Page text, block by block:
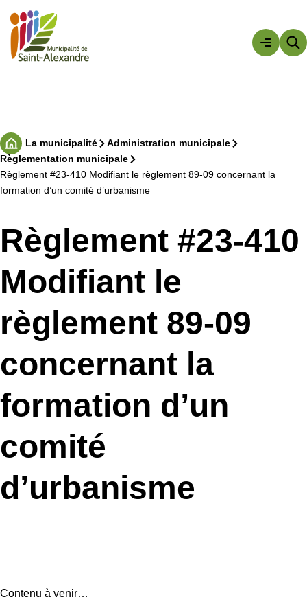
au
contenu
Accueil La municipalité
Administration municipale
Règlementation municipale
Règlement #23-410 Modifiant le règlement 89-09 concernant la
formation d’un comité d’urbanisme
Règlement #23-410
Modifiant le
règlement 89-09
concernant la
formation d’un
comité
d’urbanisme
Contenu à venir…